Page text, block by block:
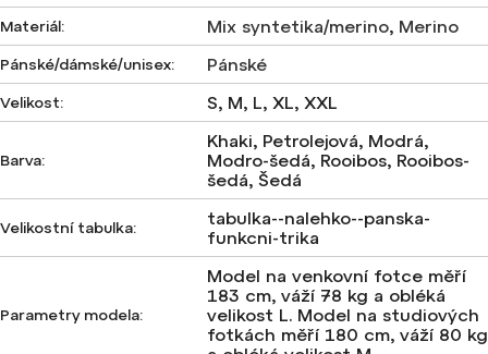
Materiál: Mix syntetika/merino, Merino
Pánské/dámské/unisex: Pánské
Velikost: S, M, L, XL, XXL
Barva:
Khaki, Petrolejová, Modrá,
Modro-šedá, Rooibos, Rooibos-
šedá, Šedá
Velikostní tabulka:
tabulka--nalehko--panska-
funkcni-trika
Parametry modela:
Model na venkovní fotce měří
183 cm, váží 78 kg a obléká
velikost L. Model na studiových
fotkách měří 180 cm, váží 80 kg